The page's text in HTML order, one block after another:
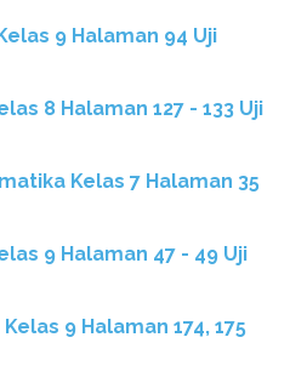
9 Halaman 94 Uji
8 Halaman 127 - 133 Uji
Kelas 7 Halaman 35
9 Halaman 47 - 49 Uji
9 Halaman 174, 175